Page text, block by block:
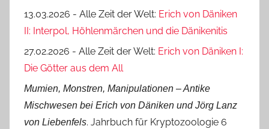
13.03.2026 - Alle Zeit der Welt: Erich von Däniken
II: Interpol, Höhlenmärchen und die Dänikenitis
27.02.2026 - Alle Zeit der Welt: Erich von Däniken I:
Die Götter aus dem All
Mumien, Monstren, Manipulationen ‒ Antike
Mischwesen bei Erich von Däniken und Jörg Lanz
von Liebenfels. Jahrbuch für Kryptozoologie 6